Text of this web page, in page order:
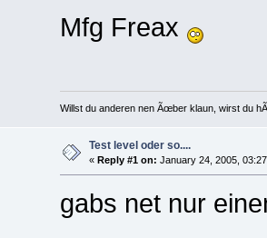
Mfg Freax
Willst du anderen nen Ãœber klaun, wirst du
Test level oder so....
« Reply #1 on: January 24, 2005,
gabs net nur